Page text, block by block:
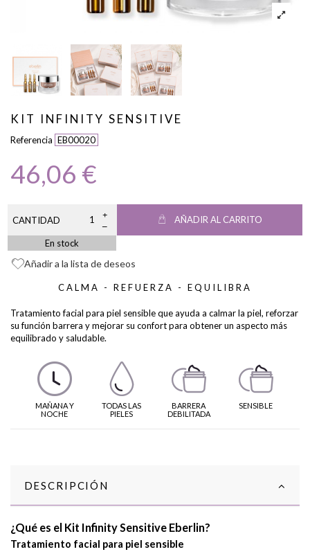
KIT INFINITY SENSITIVE
Referencia EB00020
46,06 €
CANTIDAD AÑADIR AL CARRITO
En stock
Añadir a la lista de deseos
CALMA - REFUERZA - EQUILIBRA
Tratamiento facial para piel sensible que ayuda a calmar la piel, reforzar
su función barrera y mejorar su confort para obtener un aspecto más
equilibrado y saludable.
MAÑANA Y
NOCHE
TODAS LAS
PIELES
BARRERA
DEBILITADA
SENSIBLE
DESCRIPCIÓN
¿Qué es el Kit Infinity Sensitive Eberlin?
Tratamiento facial para piel sensible